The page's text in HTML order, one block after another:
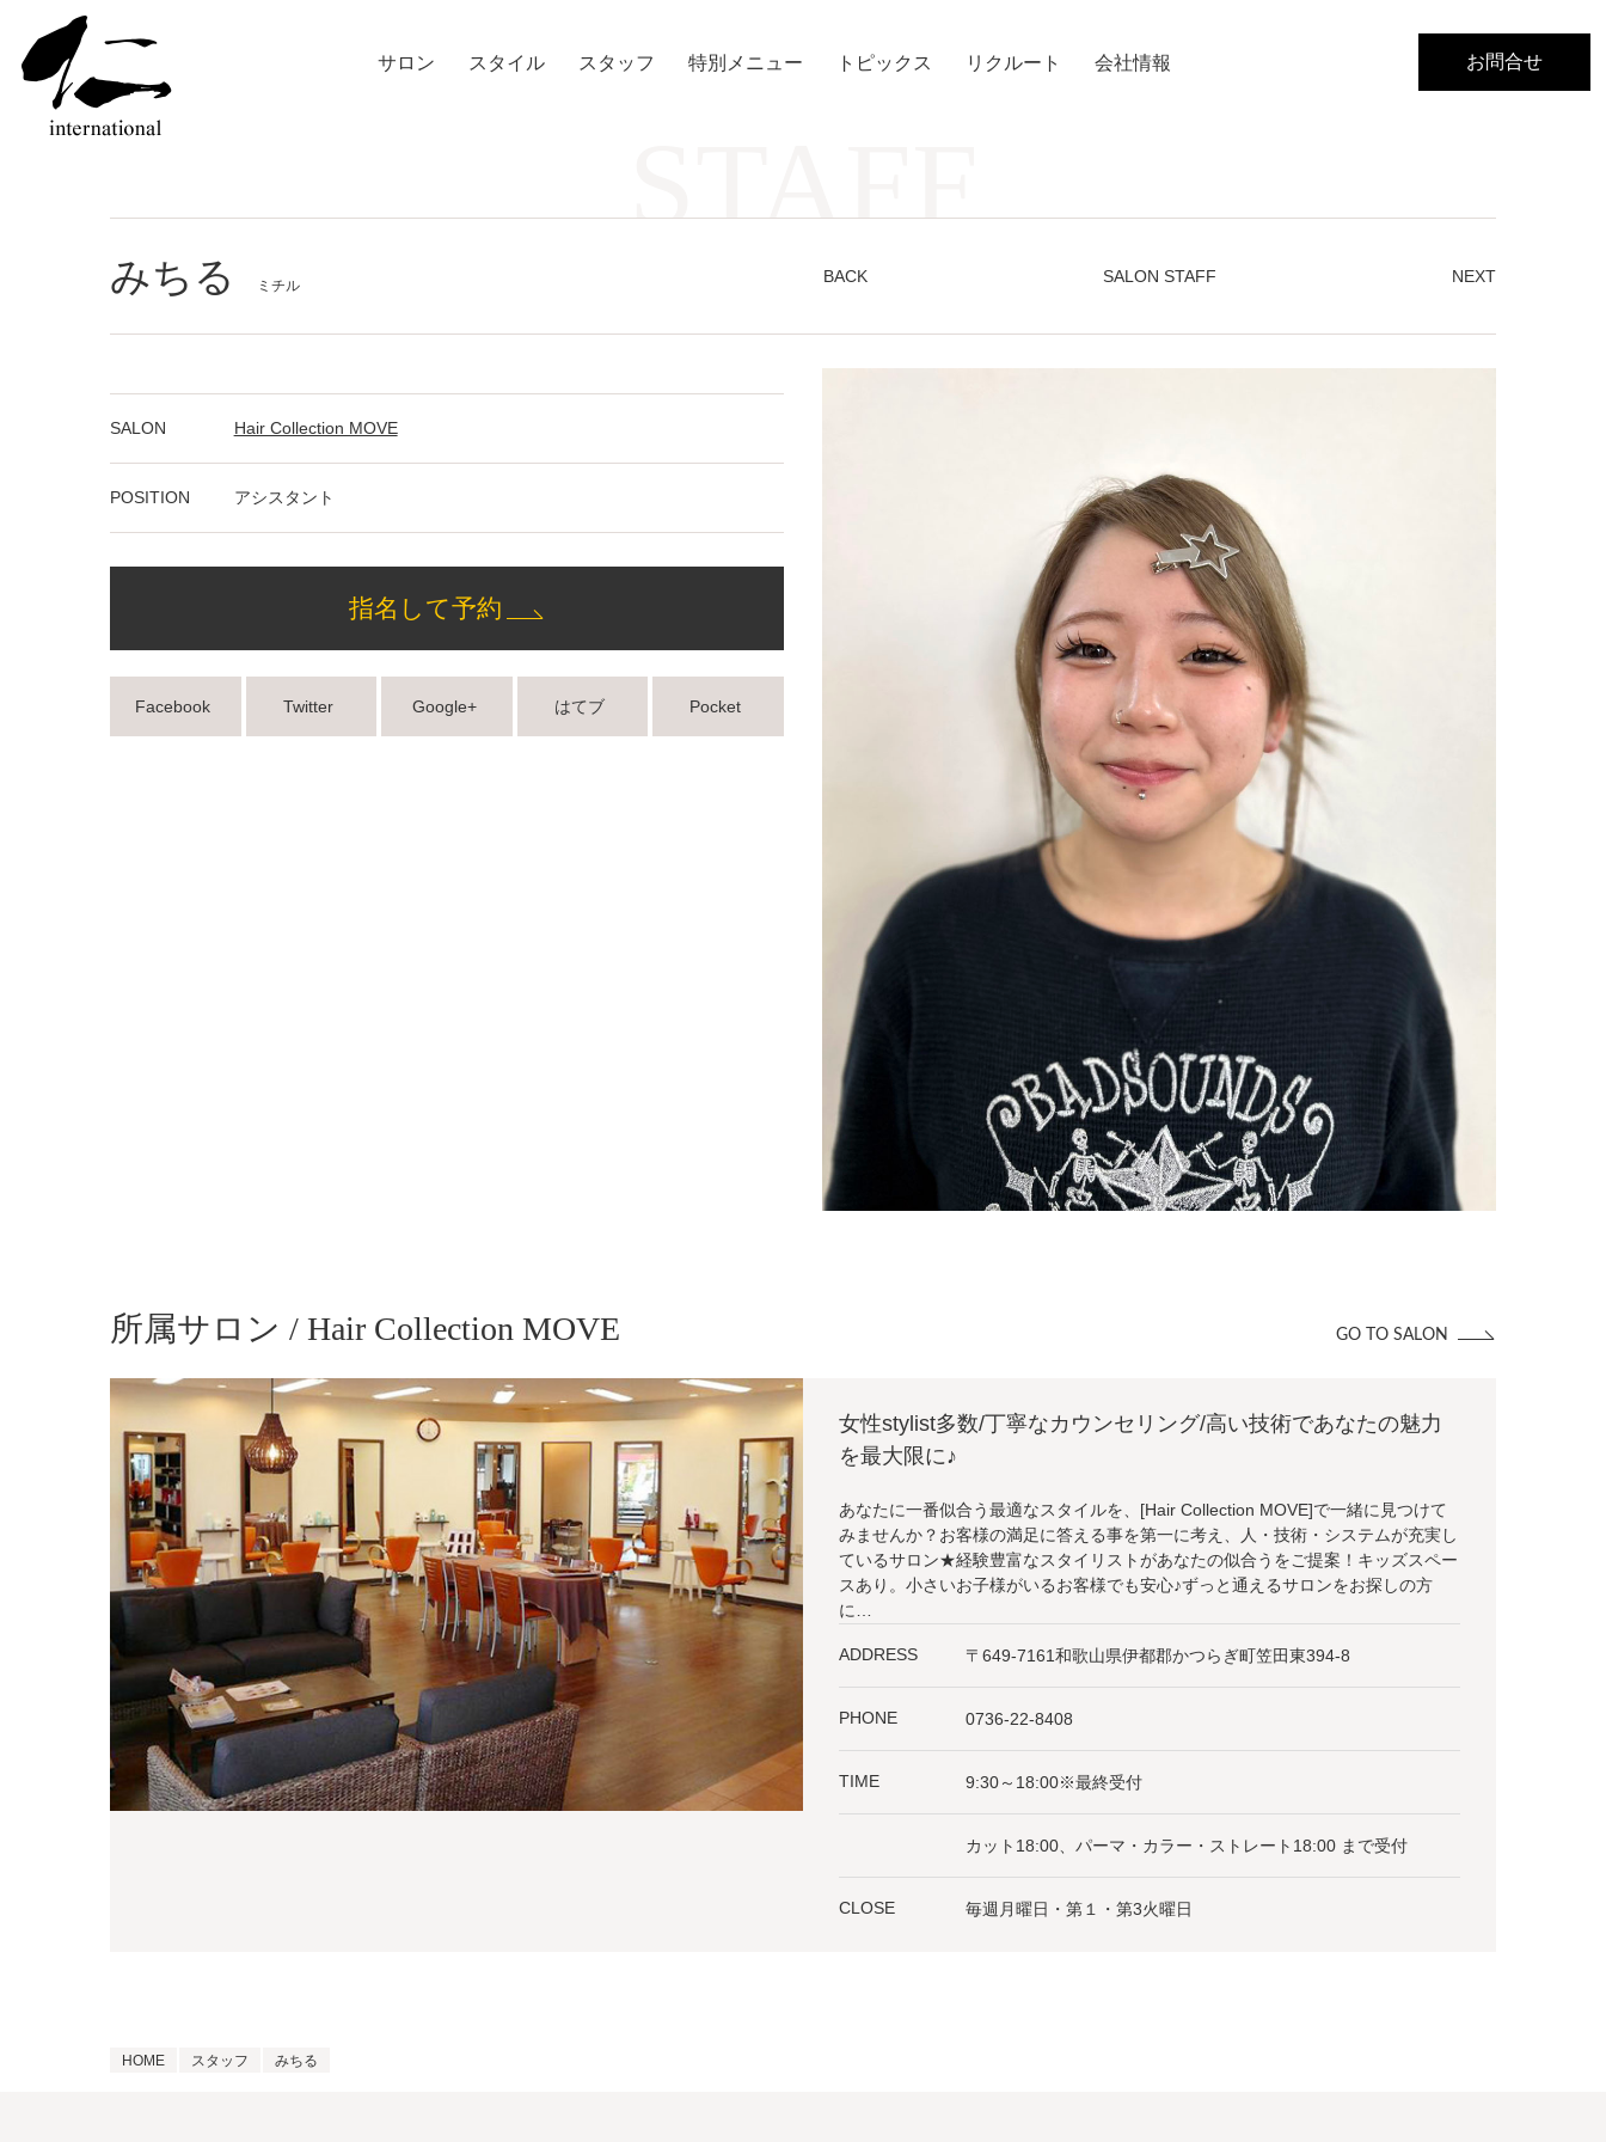
サロン スタイル スタッフ 特別メニュー トピックス リクルート 会社情報 お問合せ
STAFF
みちる ミチル BACK SALON STAFF NEXT
SALON Hair Collection MOVE
POSITION アシスタント
指名して予約
Facebook Twitter Google+ はてブ Pocket
所属サロン / Hair Collection MOVE GO TO SALON
女性stylist多数/丁寧なカウンセリング/高い技術であなたの魅力
を最大限に♪
あなたに一番似合う最適なスタイルを、[Hair Collection MOVE]で一緒に見つけて
みませんか？お客様の満足に答える事を第一に考え、人・技術・システムが充実し
ているサロン★経験豊富なスタイリストがあなたの似合うをご提案！キッズスペー
スあり。小さいお子様がいるお客様でも安心♪ずっと通えるサロンをお探しの方
に…
ADDRESS 〒649-7161和歌山県伊都郡かつらぎ町笠田東394-8
PHONE 0736-22-8408
TIME 9:30～18:00※最終受付
カット18:00、パーマ・カラー・ストレート18:00 まで受付
CLOSE 毎週月曜日・第１・第3火曜日
HOME スタッフ みちる